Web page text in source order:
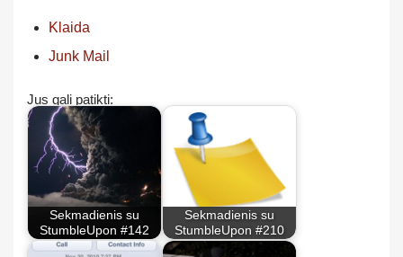
Klaida
Junk Mail
Jus gali patikti:
Sekmadienis su
StumbleUpon #142
Sekmadienis su
StumbleUpon #210